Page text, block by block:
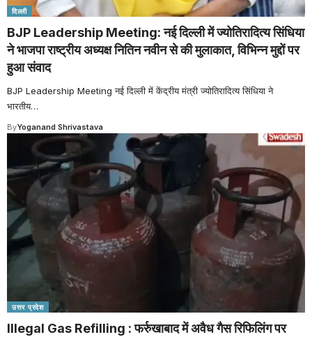
दिल्ली
BJP Leadership Meeting: नई दिल्ली में ज्योतिरादित्य सिंधिया
ने भाजपा राष्ट्रीय अध्यक्ष नितिन नवीन से की मुलाकात, विभिन्न मुद्दों पर
हुआ संवाद
BJP Leadership Meeting नई दिल्ली में केंद्रीय मंत्री ज्योतिरादित्य सिंधिया ने
भारतीय…
ByYoganand Shrivastava
उत्तर प्रदेश
Illegal Gas Refilling : फर्रुखाबाद में अवैध गैस रिफिलिंग पर